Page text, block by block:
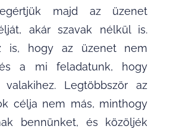
majd az üzenet
akár szavak nélkül is.
is, hogy az üzenet nem
a mi feladatunk, hogy
Legtöbbször az
célja nem más, minthogy
bennünket, és közöljék